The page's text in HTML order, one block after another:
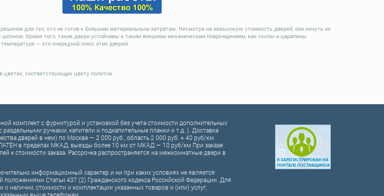
для тех, кто не готов к большим материальным затратам. Несмотря на невысокую стоимость дверей, они ничуть не
Кроме того, такие двери устойчивы к таким внешним механическим повреждениям, как сколы и царапины.
– это очередной плюс этих дверей.
соответствующих цвету полотна
комплект c фурнитурой и установкой без учета стоимости дополнительных
ручками, капители и подкапительные планки и т.д. ). Доставка
дверей в нем) по Москве — 2 000 руб., область 2 000 руб. + 40 руб/км
в пределах МКАД, выезды более 10 км от МКАД — 10 руб/км При заказе
к стоимости заказа. Рассрочка распространяется на межкомнатные двери в
информационный характер и ни при каких условиях не является
положениями Статьи 437 (2) Гражданского кодекса Российской Федерации. Для
наличии, стоимости и комплектации указанных товаров и (или) услуг,